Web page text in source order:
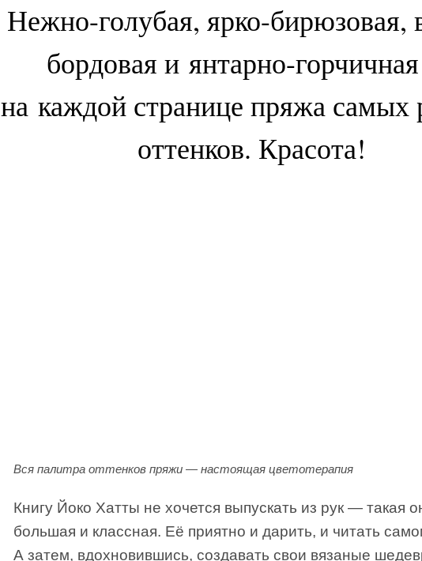
Нежно-голубая, ярко-бирюзовая,
бордовая и янтарно-
на каждой странице пряжа самых
оттенков. Красота!
Вся палитра оттенков пряжи — настоящая цветотерапия
Книгу Йоко Хатты не хочется выпускать из рук — такая
большая и классная. Её приятно и дарить, и читать
А затем, вдохновившись, создавать свои вязаные